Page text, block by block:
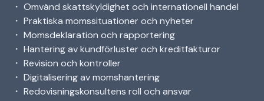
・ Omvänd skattskyldighet och internationell handel
・ Praktiska momssituationer och nyheter
・ Momsdeklaration och rapportering
・ Hantering av kundförluster och kreditfakturor
・ Revision och kontroller
・ Digitalisering av momshantering
・ Redovisningskonsultens roll och ansvar